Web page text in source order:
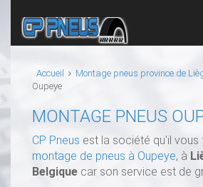
Accueil Montage pneus province de
Oupeye
MONTAGE PNEUS
CP Pneus est la société qu'il vous
montage de pneus à Oupeye, à
Belgique car son service est de